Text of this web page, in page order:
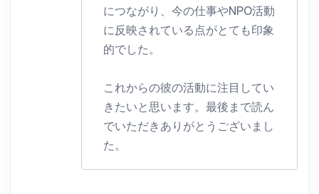
につながり、今の仕事やNPO活動
に反映されている点がとても印象
的でした。
これからの彼の活動に注目してい
きたいと思います。最後まで読ん
でいただきありがとうございまし
た。